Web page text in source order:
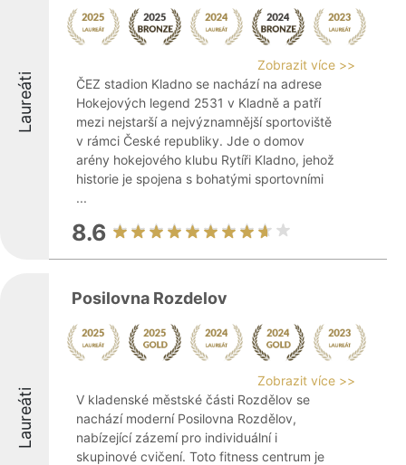
Laureáti
Zobrazit více >>
ČEZ stadion Kladno se nachází na adrese
Hokejových legend 2531 v Kladně a patří
mezi nejstarší a nejvýznamnější sportoviště
v rámci České republiky. Jde o domov
arény hokejového klubu Rytíři Kladno, jehož
historie je spojena s bohatými sportovními
...
8.6
Laureáti
Posilovna Rozdelov
Zobrazit více >>
V kladenské městské části Rozdělov se
nachází moderní Posilovna Rozdělov,
nabízející zázemí pro individuální i
skupinové cvičení. Toto fitness centrum je